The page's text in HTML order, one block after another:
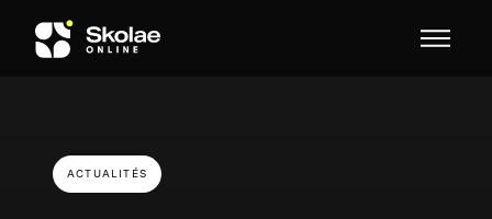
Skip to content
ACTUALITÉS